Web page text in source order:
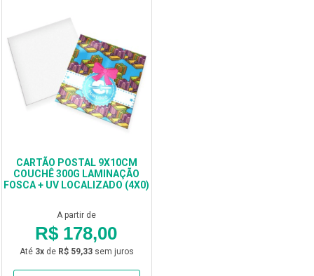
CARTÃO POSTAL 9X10CM
COUCHÊ 300G LAMINAÇÃO
FOSCA + UV LOCALIZADO (4X0)
A partir de
R$ 178,00
Até 3xde R$ 59,33sem juros